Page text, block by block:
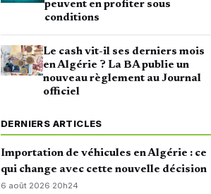
peuvent en profiter sous
conditions
Le cash vit-il ses derniers mois
en Algérie ? La BA publie un
nouveau règlement au Journal
officiel
DERNIERS ARTICLES
Importation de véhicules en Algérie : ce
qui change avec cette nouvelle décision
6 août 2026·20h24